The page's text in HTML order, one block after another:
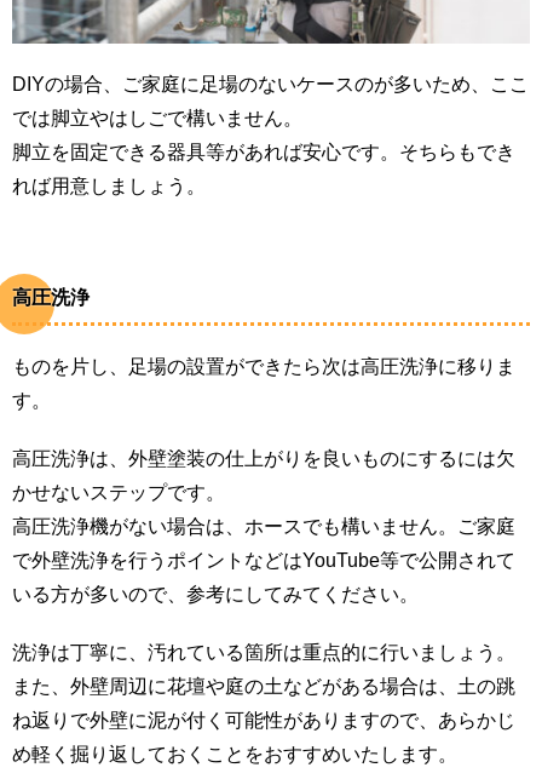
DIYの場合、ご家庭に足場のないケースのが多いため、ここ
では脚立やはしごで構いません。
脚立を固定できる器具等があれば安心です。そちらもでき
れば用意しましょう。
高圧洗浄
ものを片し、足場の設置ができたら次は高圧洗浄に移りま
す。
高圧洗浄は、外壁塗装の仕上がりを良いものにするには欠
かせないステップです。
高圧洗浄機がない場合は、ホースでも構いません。ご家庭
で外壁洗浄を行うポイントなどはYouTube等で公開されて
いる方が多いので、参考にしてみてください。
洗浄は丁寧に、汚れている箇所は重点的に行いましょう。
また、外壁周辺に花壇や庭の土などがある場合は、土の跳
ね返りで外壁に泥が付く可能性がありますので、あらかじ
め軽く掘り返しておくことをおすすめいたします。